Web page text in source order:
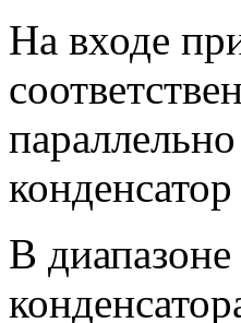
На входе
В